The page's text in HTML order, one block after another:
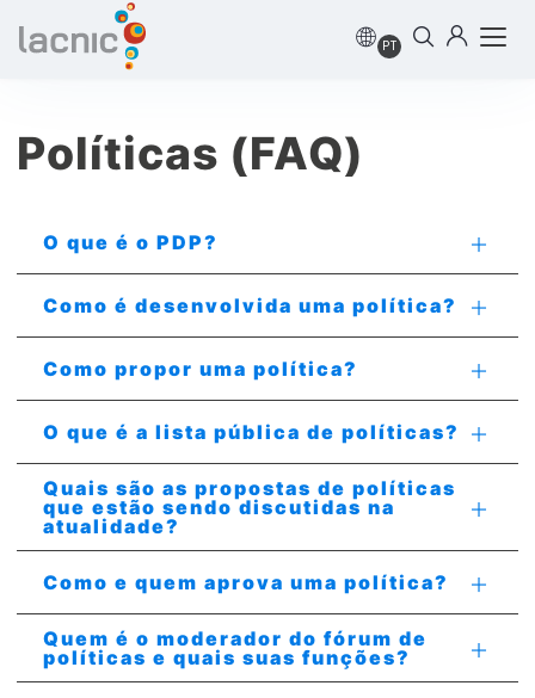
PT
Políticas (FAQ)
O que é o PDP?
Como é desenvolvida uma política?
Como propor uma política?
O que é a lista pública de políticas?
Quais são as propostas de políticas
que estão sendo discutidas na
atualidade?
Como e quem aprova uma política?
Quem é o moderador do fórum de
políticas e quais suas funções?